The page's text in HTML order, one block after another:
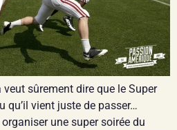
sûrement dire que le Super
qu’il vient juste de passer…
une super soirée du